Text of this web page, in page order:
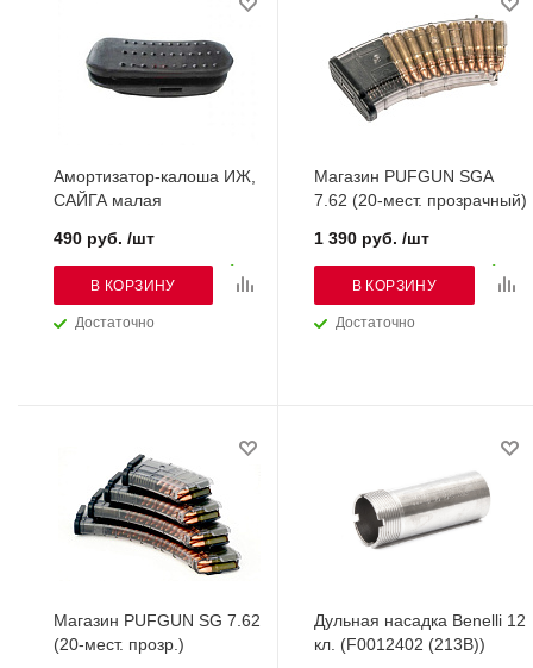
Амортизатор-калоша ИЖ,
САЙГА малая
Достаточно
490 руб. /шт
В КОРЗИНУ
Магазин PUFGUN SGA
7.62 (20-мест. прозрачный)
Достаточно
1 390 руб. /шт
В КОРЗИНУ
Магазин PUFGUN SG 7.62
(20-мест. прозр.)
Дульная насадка Benelli 12
кл. (F0012402 (213B))